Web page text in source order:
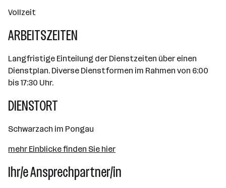
Vollzeit
ARBEITSZEITEN
Langfristige Einteilung der Dienstzeiten über einen
Dienstplan. Diverse Dienstformen im Rahmen von 6:00
bis 17:30 Uhr.
DIENSTORT
Schwarzach im Pongau
mehr Einblicke finden Sie hier
Ihr/e Ansprechpartner/in